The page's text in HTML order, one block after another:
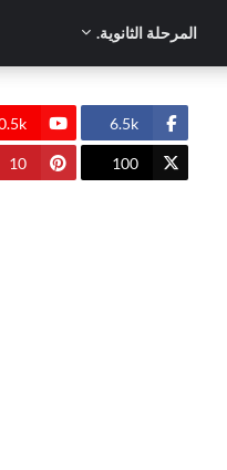
المرحلة الثانوية.
6.5k
100
10